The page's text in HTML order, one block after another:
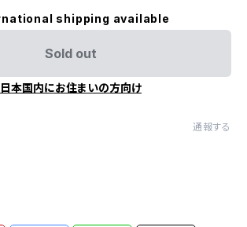
shipping available
Sold out
日本国内にお住まいの方向け
通報する